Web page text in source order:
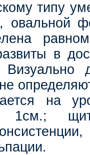
типу
овальной
в
на
1см.;